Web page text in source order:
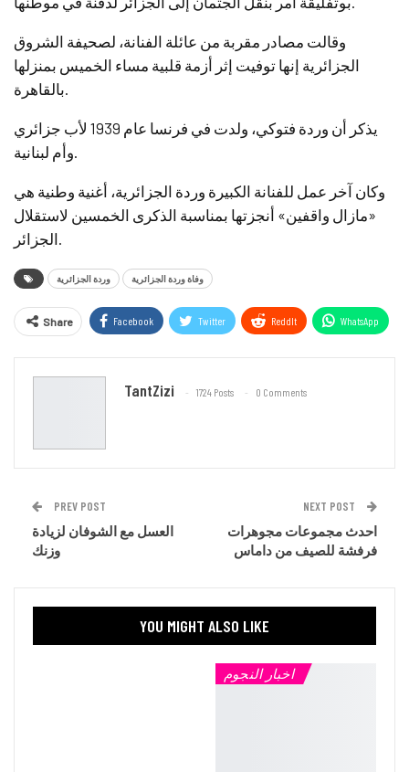
وقالت مصادر مقربة من عائلة الفنانة، لصحيفة الشروق
الجزائرية إنها توفيت إثر أزمة قلبية مساء الخميس بمنزلها
يذكر أن وردة فتوكي، ولدت في فرنسا عام 1939 لأب جزائري
وكان آخر عمل للفنانة الكبيرة وردة الجزائرية، أغنية وطنية هي
«مازال واقفين» أنجزتها بمناسبة الذكرى الخمسين لاستقلال
وردة الجزائرية وفاة وردة الجزائرية
Share Facebook Twitter ReddIt WhatsApp
TantZizi 1724 Posts 0 Comments
PREV POST
العسل مع الشوفان لزيادة
وزنك
NEXT POST
احدث مجموعات مجوهرات
فرفشة للصيف من داماس
YOU MIGHT ALSO LIKE
اخبار النجوم